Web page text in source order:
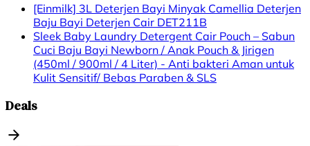
[Einmilk] 3L Deterjen Bayi Minyak Camellia Deterjen
Baju Bayi Deterjen Cair DET211B
Sleek Baby Laundry Detergent Cair Pouch – Sabun
Cuci Baju Bayi Newborn / Anak Pouch & Jirigen
(450ml / 900ml / 4 Liter) - Anti bakteri Aman untuk
Kulit Sensitif/ Bebas Paraben & SLS
Deals